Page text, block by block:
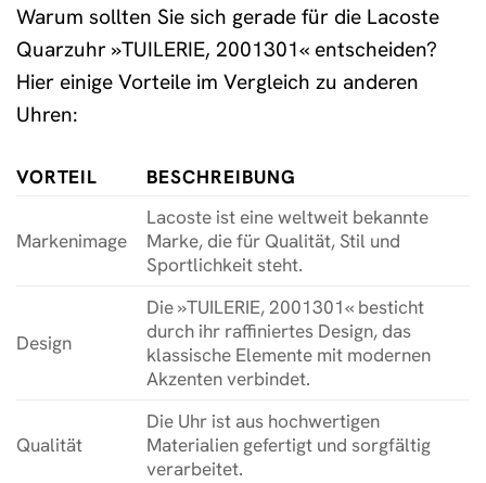
Warum sollten Sie sich gerade für die Lacoste
Quarzuhr »TUILERIE, 2001301« entscheiden?
Hier einige Vorteile im Vergleich zu anderen
Uhren:
VORTEIL BESCHREIBUNG
Markenimage
Lacoste ist eine weltweit bekannte
Marke, die für Qualität, Stil und
Sportlichkeit steht.
Design
Die »TUILERIE, 2001301« besticht
durch ihr raffiniertes Design, das
klassische Elemente mit modernen
Akzenten verbindet.
Qualität
Die Uhr ist aus hochwertigen
Materialien gefertigt und sorgfältig
verarbeitet.